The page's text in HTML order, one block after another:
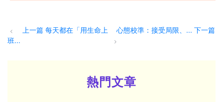
<
上一篇 每天都在「用生命上
班...
心態校準：接受局限、... 下一篇
>
熱門文章